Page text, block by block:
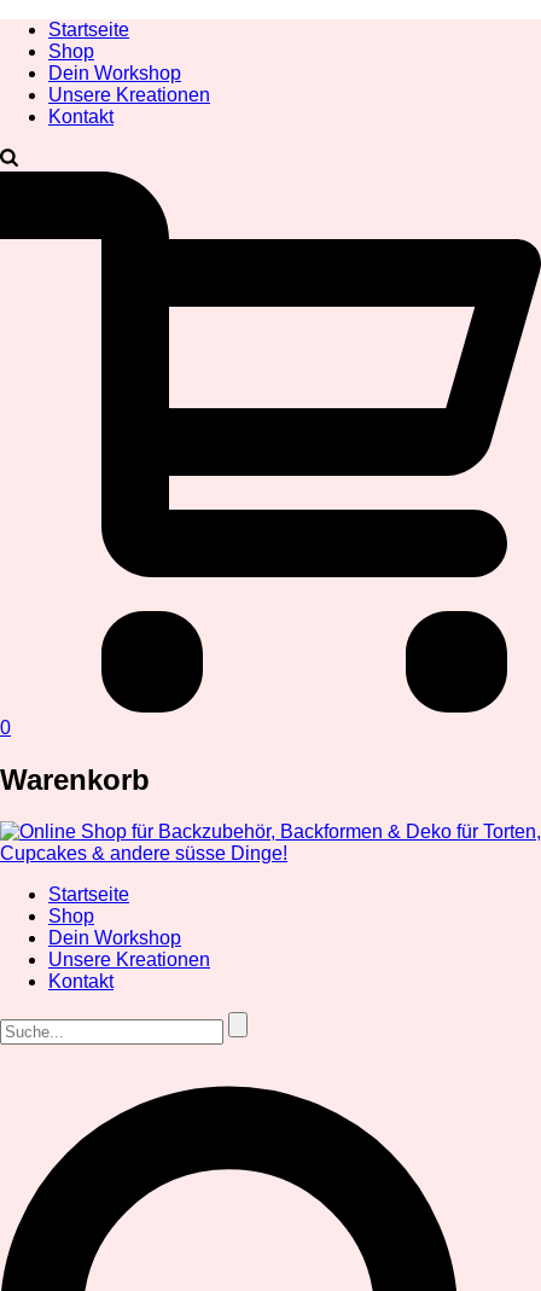
Startseite
Shop
Dein Workshop
Unsere Kreationen
Kontakt
0
Warenkorb
Startseite
Shop
Dein Workshop
Unsere Kreationen
Kontakt